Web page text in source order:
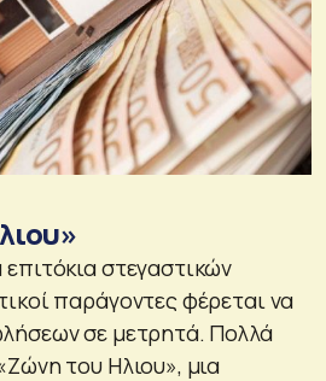
στεγαστικών
παράγοντες φέρεται να
σε μετρητά. Πολλά
του Ηλιου», μια